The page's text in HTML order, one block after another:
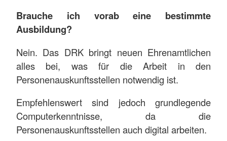
Brauche ich vorab eine bestimmte
Ausbildung?
Nein. Das DRK bringt neuen Ehrenamtlichen
alles bei, was für die Arbeit in den
Personenauskunftsstellen notwendig ist.
Empfehlenswert sind jedoch grundlegende
Computerkenntnisse, da die
Personenauskunftsstellen auch digital arbeiten.